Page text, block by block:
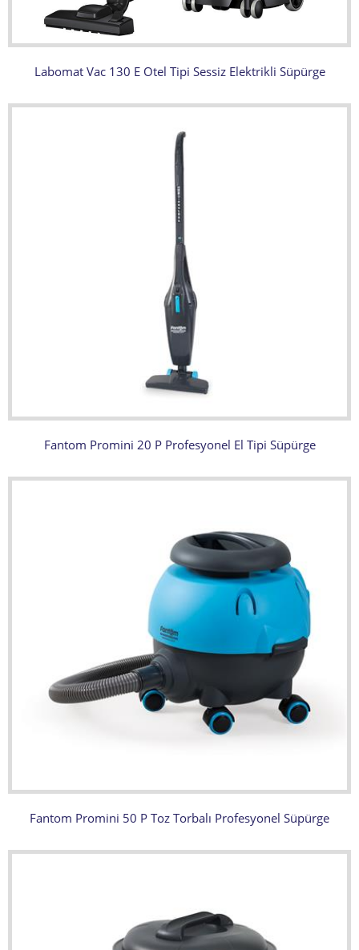
Labomat Vac 130 E Otel Tipi Sessiz Elektrikli Süpürge
Fantom Promini 20 P Profesyonel El Tipi Süpürge
Fantom Promini 50 P Toz Torbalı Profesyonel Süpürge